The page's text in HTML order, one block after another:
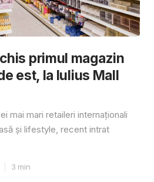
primul magazin
est, la Iulius Mall
mai mari retaileri internaționali
și lifestyle, recent intrat
3 min